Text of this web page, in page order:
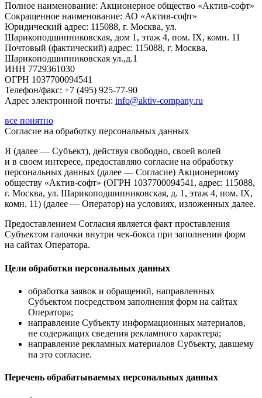
Полное наименование: Акционерное общество «Актив-софт»
Сокращенное наименование: АО «Актив-софт»
Юридический адрес: 115088, г. Москва, ул.
Шарикоподшипниковская, дом 1, этаж 4, пом. IX, комн. 11
Почтовый (фактический) адрес: 115088, г. Москва,
Шарикоподшипниковская ул.,д.1
ИНН 7729361030
ОГРН 1037700094541
Телефон/факс: +7 (495) 925-77-90
Адрес электронной почты: info@aktiv-company.ru
все понятно
Согласие на обработку персональных данных
Я (далее — Субъект), действуя свободно, своей волей
и в своем интересе, предоставляю согласие на обработку
персональных данных (далее — Согласие) Акционерному
обществу «Актив-софт» (ОГРН 1037700094541, адрес: 115088,
г. Москва, ул. Шарикоподшипниковская, д. 1, этаж 4, пом. IX,
комн. 11) (далее — Оператор) на условиях, изложенных далее.
Предоставлением Согласия является факт проставления
Субъектом галочки внутри чек-бокса при заполнении форм
на сайтах Оператора.
Цели обработки персональных данных
обработка заявок и обращений, направленных
Субъектом посредством заполнения форм на сайтах
Оператора;
направление Субъекту информационных материалов,
не содержащих сведения рекламного характера;
направление рекламных материалов Субъекту, давшему
на это согласие.
Перечень обрабатываемых персональных данных